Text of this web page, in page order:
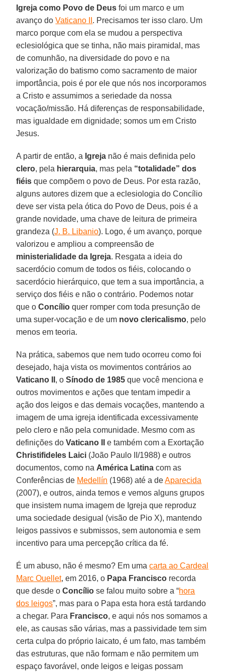
Igreja como Povo de Deus foi um marco e um
avanço doVaticano II . Precisamos ter isso claro. Um
marco porque com ela se mudou a perspectiva
eclesiológica que se tinha, não mais piramidal, mas
de comunhão, na diversidade do povo e na
valorização do batismo como sacramento de maior
importância, pois é por ele que nós nos incorporamos
a Cristo e assumimos a seriedade da nossa
vocação/missão. Há diferenças de responsabilidade,
mas igualdade em dignidade; somos um em Cristo
Jesus.
A partir de então, a Igreja não é mais definida pelo
clero, pela hierarquia, mas pela “totalidade” dos
fiéis que compõem o povo de Deus. Por esta razão,
alguns autores dizem que a eclesiologia do Concílio
deve ser vista pela ótica do Povo de Deus, pois é a
grande novidade, uma chave de leitura de primeira
grandeza (J. B. Libanio). Logo, é um avanço, porque
valorizou e ampliou a compreensão de
ministerialidade da Igreja. Resgata a ideia do
sacerdócio comum de todos os fiéis, colocando o
sacerdócio hierárquico, que tem a sua importância, a
serviço dos fiéis e não o contrário. Podemos notar
que oConcílio quer romper com toda presunção de
uma super-vocação e de um novo clericalismo, pelo
menos em teoria.
Na prática, sabemos que nem tudo ocorreu como foi
desejado, haja vista os movimentos contrários ao
Vaticano II , oSínodo de 1985 que você menciona e
outros movimentos e ações que tentam impedir a
ação dos leigos e das demais vocações, mantendo a
imagem de uma igreja identificada excessivamente
pelo clero e não pela comunidade. Mesmo com as
definições doVaticano II
e também com a Exortação
Christifideles Laici (João Paulo II/1988) e outros
documentos, como na América Latina com as
Conferências de Medellín (1968) até a deAparecida
(2007), e outros, ainda temos e vemos alguns grupos
que insistem numa imagem de Igreja que reproduz
uma sociedade desigual (visão de Pio X), mantendo
leigos passivos e submissos, sem autonomia e sem
incentivo para uma percepção crítica da fé.
É um abuso, não é mesmo? Em umacarta ao Cardeal
Marc Ouellet, em 2016, o Papa Francisco recorda
que desde oConcílio se falou muito sobre a “hora
dos leigos”, mas para o Papa esta hora está tardando
a chegar. Para Francisco, e aqui nós nos somamos a
ele, as causas são várias, mas a passividade tem sim
certa culpa do próprio laicato, é um fato, mas também
das estruturas, que não formam e não permitem um
espaço favorável, onde leigos e leigas possam